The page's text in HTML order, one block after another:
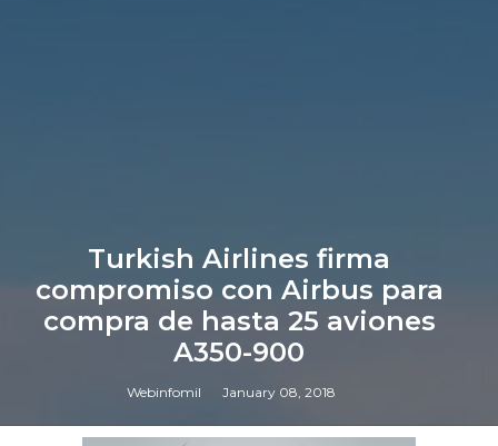
Turkish Airlines firma
compromiso con Airbus para
compra de hasta 25 aviones
A350-900
Webinfomil January 08, 2018